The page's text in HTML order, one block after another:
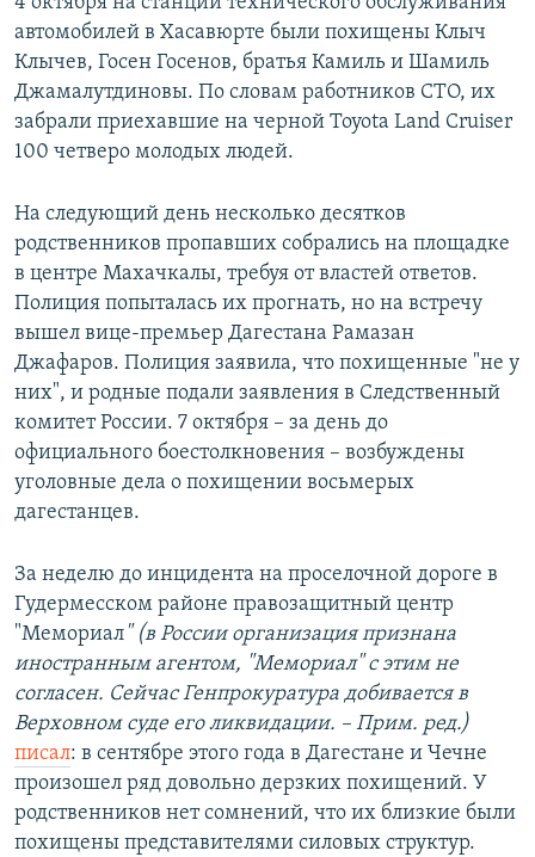
автомобилей в Хасавюрте были похищены Клыч
Клычев, Госен Госенов, братья Камиль и Шамиль
Джамалутдиновы. По словам работников СТО, их
забрали приехавшие на черной Toyota Land Cruiser
100 четверо молодых людей.
На следующий день несколько десятков
родственников пропавших собрались на площадке
в центре Махачкалы, требуя от властей ответов.
Полиция попыталась их прогнать, но на встречу
вышел вице-премьер Дагестана Рамазан
Джафаров. Полиция заявила, что похищенные "не у
них", и родные подали заявления в Следственный
комитет России. 7 октября – за день до
официального боестолкновения – возбуждены
уголовные дела о похищении восьмерых
дагестанцев.
За неделю до инцидента на проселочной дороге в
Гудермесском районе правозащитный центр
"Мемориал " (в России организация признана
иностранным агентом, "Мемориал" с этим не
согласен. Сейчас Генпрокуратура добивается в
Верховном суде его ликвидации. – Прим. ред.)
писал: в сентябре этого года в Дагестане и Чечне
произошел ряд довольно дерзких похищений. У
родственников нет сомнений, что их близкие были
похищены представителями силовых структур.